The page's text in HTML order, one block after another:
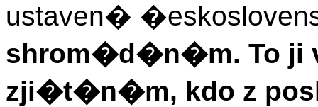
ustaven�
shrom�d�n�m. To ji
zji�t�n�m, kdo z